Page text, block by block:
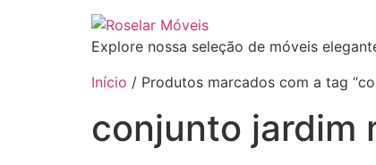
Explore nossa seleção de móveis
Início / Produtos marcados com a tag
conjunto jardim